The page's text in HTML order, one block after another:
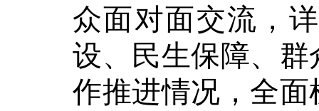
众面对面交流，
设、民生保障、
作推进情况，全